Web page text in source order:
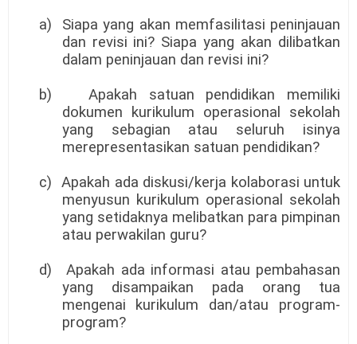
a)
Siapa yang akan memfasilitasi peninjauan
dan revisi ini? Siapa yang akan dilibatkan
dalam peninjauan dan revisi ini?
b)
Apakah satuan pendidikan memiliki
dokumen kurikulum operasional sekolah
yang sebagian atau seluruh isinya
merepresentasikan satuan pendidikan?
c)
Apakah ada diskusi/kerja kolaborasi untuk
menyusun kurikulum operasional sekolah
yang setidaknya melibatkan para pimpinan
atau perwakilan guru?
d)
Apakah ada informasi atau pembahasan
yang disampaikan pada orang tua
mengenai kurikulum dan/atau program-
program?